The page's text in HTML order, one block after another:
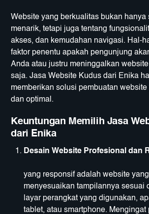
Website yang berkualitas bukan hanya
menarik, tetapi juga tentang
akses, dan kemudahan navigasi. Hal-
faktor penentu apakah pengunjung
Anda atau justru meninggalkan
saja. Jasa Website Kudus dari Enika
memberikan solusi pembuatan website
dan optimal.
Keuntungan Memilih Jasa
dari Enika
Desain Website Profesional
yang responsif adalah website
menyesuaikan tampilannya sesuai
layar perangkat yang digunakan,
tablet, atau smartphone. Mengingat